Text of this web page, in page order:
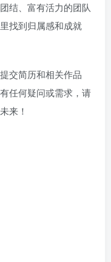
结、富有活力的团队
找到归属感和成就
交简历和相关作品
任何疑问或需求，请
来！